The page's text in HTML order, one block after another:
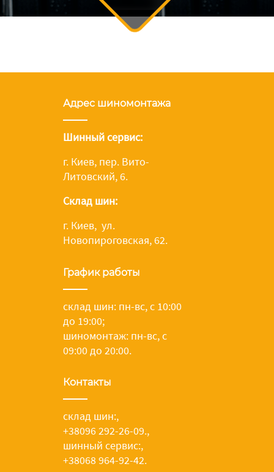
Адрес шиномонтажа
Шинный сервис:
г. Киев, пер. Вито-
Литовский, 6.
Склад шин:
г. Киев, ул.
Новопироговская, 62.
График работы
склад шин: пн-вс, с 10:00
до 19:00;
шиномонтаж: пн-вс, с
09:00 до 20:00.
Контакты
склад шин:,
+38096 292-26-09.,
шинный сервис:,
+38068 964-92-42.